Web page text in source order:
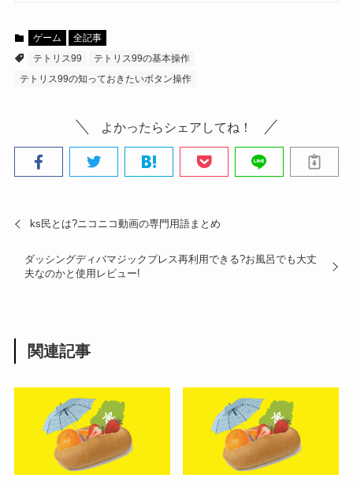
ゲーム
全記事
テトリス99
テトリス99の基本操作
テトリス99の知っておきたいボタン操作
よかったらシェアしてね！
ks民とは?ニコニコ動画の専門用語まとめ
ダッシングディバマジックプレス再利用できる?お風呂でも大丈
夫なのかと使用レビュー!
関連記事